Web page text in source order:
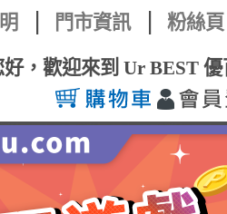
粉絲頁
門市資訊
好，歡迎來到 Ur BEST